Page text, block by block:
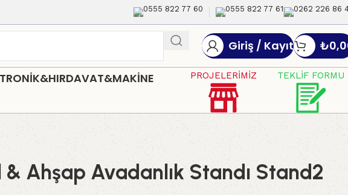
0555 822 77 60 0555 822 77 61 0262 226 86
Giriş / Kayıt ₺
PROJELERİMİZ TEKLİF FORMU
Ahşap Avadanlık Standı Stand2